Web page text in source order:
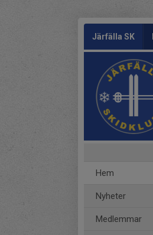
Järfälla SK
Hem
Nyheter
Medlemmar